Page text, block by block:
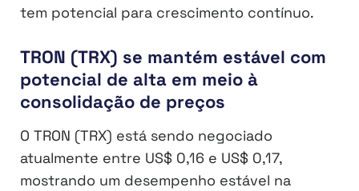
tem potencial para crescimento contínuo.
TRON (TRX) se mantém estável com
potencial de alta em meio à
consolidação de preços
O TRON (TRX) está sendo negociado
atualmente entre US$ 0,16 e US$ 0,17,
mostrando um desempenho estável na